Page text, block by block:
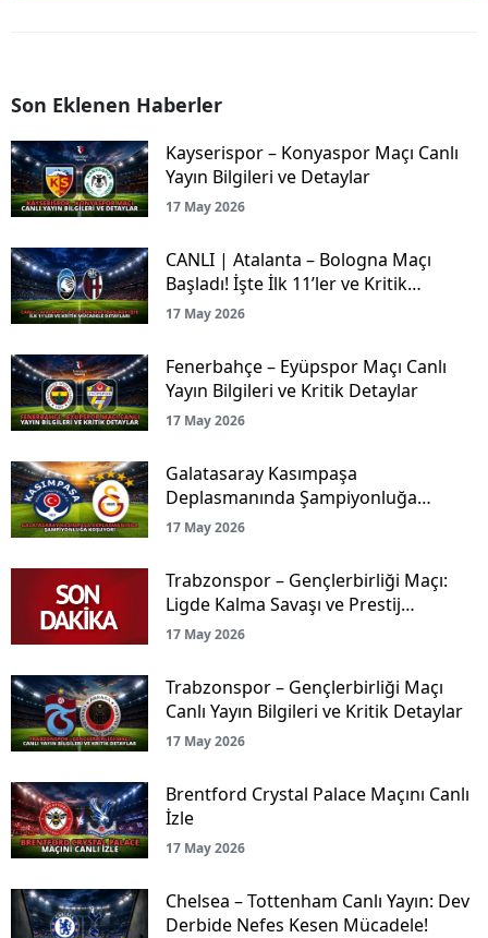
Son Eklenen Haberler
Kayserispor – Konyaspor Maçı Canlı
Yayın Bilgileri ve Detaylar
17 May 2026
CANLI | Atalanta – Bologna Maçı
Başladı! İşte İlk 11’ler ve Kritik
Mücadele Detayları
17 May 2026
Fenerbahçe – Eyüpspor Maçı Canlı
Yayın Bilgileri ve Kritik Detaylar
17 May 2026
Galatasaray Kasımpaşa
Deplasmanında Şampiyonluğa
Koşuyor!
17 May 2026
Trabzonspor – Gençlerbirliği Maçı:
Ligde Kalma Savaşı ve Prestij
Mücadelesi Canlı Yayınla Ekranlarda!
17 May 2026
Trabzonspor – Gençlerbirliği Maçı
Canlı Yayın Bilgileri ve Kritik Detaylar
17 May 2026
Brentford Crystal Palace Maçını Canlı
İzle
17 May 2026
Chelsea – Tottenham Canlı Yayın: Dev
Derbide Nefes Kesen Mücadele!